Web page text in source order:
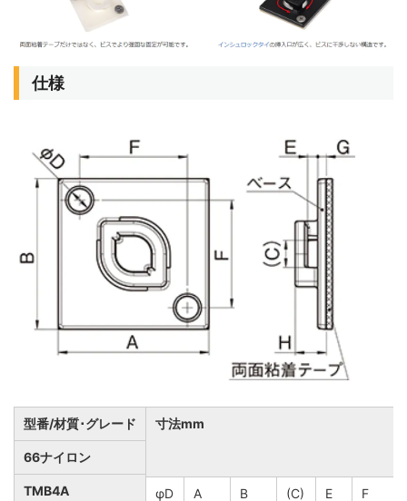
仕様
型番/材質･グレード 寸法mm
66ナイロン
TMB4A φD A B (C) E F